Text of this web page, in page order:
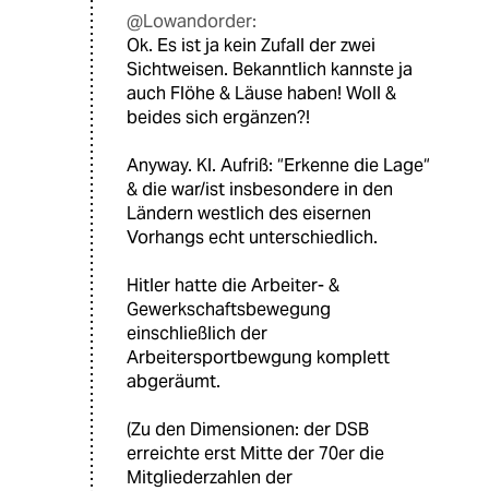
@Lowandorder:
Ok. Es ist ja kein Zufall der zwei
Sichtweisen. Bekanntlich kannste ja
auch Flöhe & Läuse haben! Woll &
beides sich ergänzen?!
Anyway. Kl. Aufriß: “Erkenne die Lage“
& die war/ist insbesondere in den
Ländern westlich des eisernen
Vorhangs echt unterschiedlich.
Hitler hatte die Arbeiter- &
Gewerkschaftsbewegung
einschließlich der
Arbeitersportbewgung komplett
abgeräumt.
(Zu den Dimensionen: der DSB
erreichte erst Mitte der 70er die
Mitgliederzahlen der